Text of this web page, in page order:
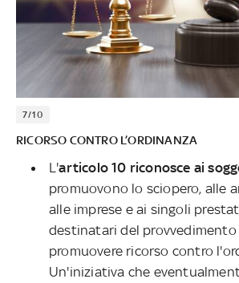
7/10
RICORSO CONTRO L’ORDINANZA
L'articolo 10 riconosce ai
promuovono lo sciopero, alle
alle imprese e ai singoli
destinatari del
promuovere ricorso contro
Un'iniziativa che